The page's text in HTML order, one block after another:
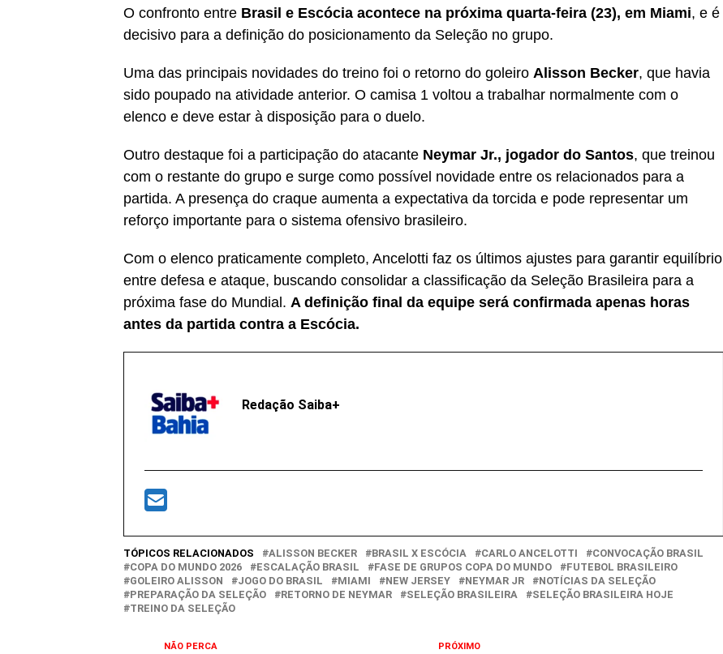
O confronto entre Brasil e Escócia acontece na próxima quarta-feira (23), em Miami, e é
decisivo para a definição do posicionamento da Seleção no grupo.
Uma das principais novidades do treino foi o retorno do goleiro Alisson Becker, que havia
sido poupado na atividade anterior. O camisa 1 voltou a trabalhar normalmente com o
elenco e deve estar à disposição para o duelo.
Outro destaque foi a participação do atacante Neymar Jr., jogador do Santos, que treinou
com o restante do grupo e surge como possível novidade entre os relacionados para a
partida. A presença do craque aumenta a expectativa da torcida e pode representar um
reforço importante para o sistema ofensivo brasileiro.
Com o elenco praticamente completo, Ancelotti faz os últimos ajustes para garantir equilíbrio
entre defesa e ataque, buscando consolidar a classificação da Seleção Brasileira para a
próxima fase do Mundial. A definição final da equipe será confirmada apenas horas
antes da partida contra a Escócia.
Redação Saiba+
TÓPICOS RELACIONADOS ALISSON BECKER BRASIL X ESCÓCIA CARLO ANCELOTTI
CONVOCAÇÃO BRASIL
COPA DO MUNDO 2026
ESCALAÇÃO BRASIL FASE DE GRUPOS COPA DO MUNDO
FUTEBOL BRASILEIRO
GOLEIRO ALISSON
JOGO DO BRASIL MIAMI NEW JERSEY NEYMAR JR
NOTÍCIAS DA SELEÇÃO
PREPARAÇÃO DA SELEÇÃO
RETORNO DE NEYMAR SELEÇÃO BRASILEIRA
SELEÇÃO BRASILEIRA HOJE
TREINO DA SELEÇÃO
PRÓXIMO
NÃO PERCA